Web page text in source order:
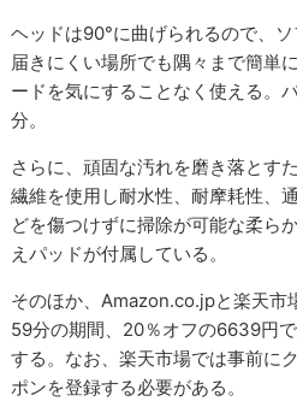
ヘッドは90°に曲げられるので、ソ
届きにくい場所でも隅々まで簡単
ードを気にすることなく使える。
分。
さらに、頑固な汚れを磨き落とす
繊維を使用し耐水性、耐摩耗性、
どを傷つけずに掃除が可能な柔ら
えパッドが付属している。
そのほか、Amazon.co.jpと楽天
59分の期間、20％オフの6639円
する。なお、楽天市場では事前に
ポンを登録する必要がある。